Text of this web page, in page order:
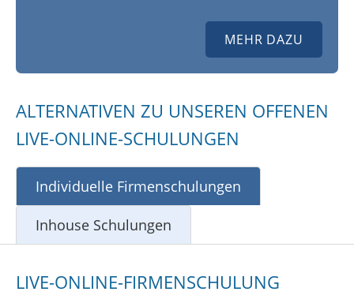
MEHR DAZU
ALTERNATIVEN ZU UNSEREN OFFENEN
LIVE-ONLINE-SCHULUNGEN
Individuelle Firmenschulungen
Inhouse Schulungen
LIVE-ONLINE-FIRMENSCHULUNG